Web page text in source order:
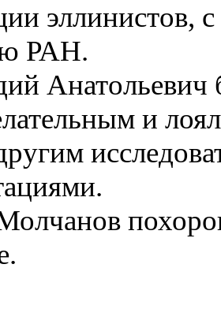
эллинистов,
РАН.
Анатольевич
и